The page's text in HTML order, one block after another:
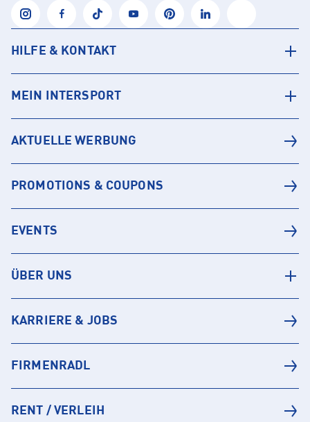
HILFE & KONTAKT
MEIN INTERSPORT
AKTUELLE WERBUNG
PROMOTIONS & COUPONS
EVENTS
ÜBER UNS
KARRIERE & JOBS
FIRMENRADL
RENT / VERLEIH